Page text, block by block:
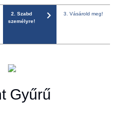
2. Szabd
személyre!
3. Vásárold meg!
Gyűrű